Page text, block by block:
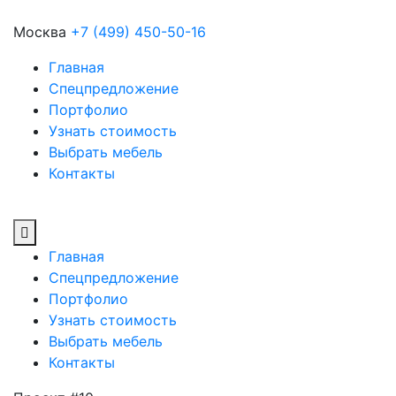
Москва +7 (499) 450-50-16
Главная
Спецпредложение
Портфолио
Узнать стоимость
Выбрать мебель
Контакты
Главная
Спецпредложение
Портфолио
Узнать стоимость
Выбрать мебель
Контакты